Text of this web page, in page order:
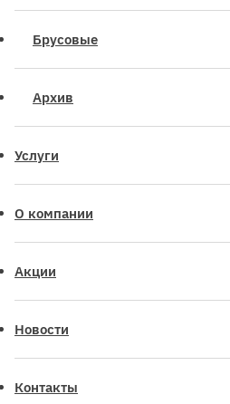
Брусовые
Архив
Услуги
О компании
Акции
Новости
Контакты